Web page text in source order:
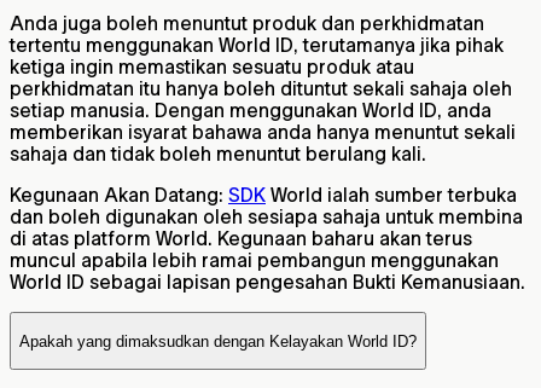
Anda juga boleh menuntut produk dan perkhidmatan
tertentu menggunakan World ID, terutamanya jika pihak
ketiga ingin memastikan sesuatu produk atau
perkhidmatan itu hanya boleh dituntut sekali sahaja oleh
setiap manusia. Dengan menggunakan World ID, anda
memberikan isyarat bahawa anda hanya menuntut sekali
sahaja dan tidak boleh menuntut berulang kali.
Kegunaan Akan Datang: SDK World ialah sumber terbuka
dan boleh digunakan oleh sesiapa sahaja untuk membina
di atas platform World. Kegunaan baharu akan terus
muncul apabila lebih ramai pembangun menggunakan
World ID sebagai lapisan pengesahan Bukti Kemanusiaan.
Apakah yang dimaksudkan dengan Kelayakan World ID?